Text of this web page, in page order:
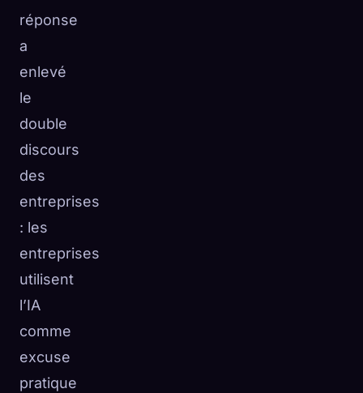
réponse
a
enlevé
le
double
discours
des
entreprises
: les
entreprises
utilisent
l’IA
comme
excuse
pratique